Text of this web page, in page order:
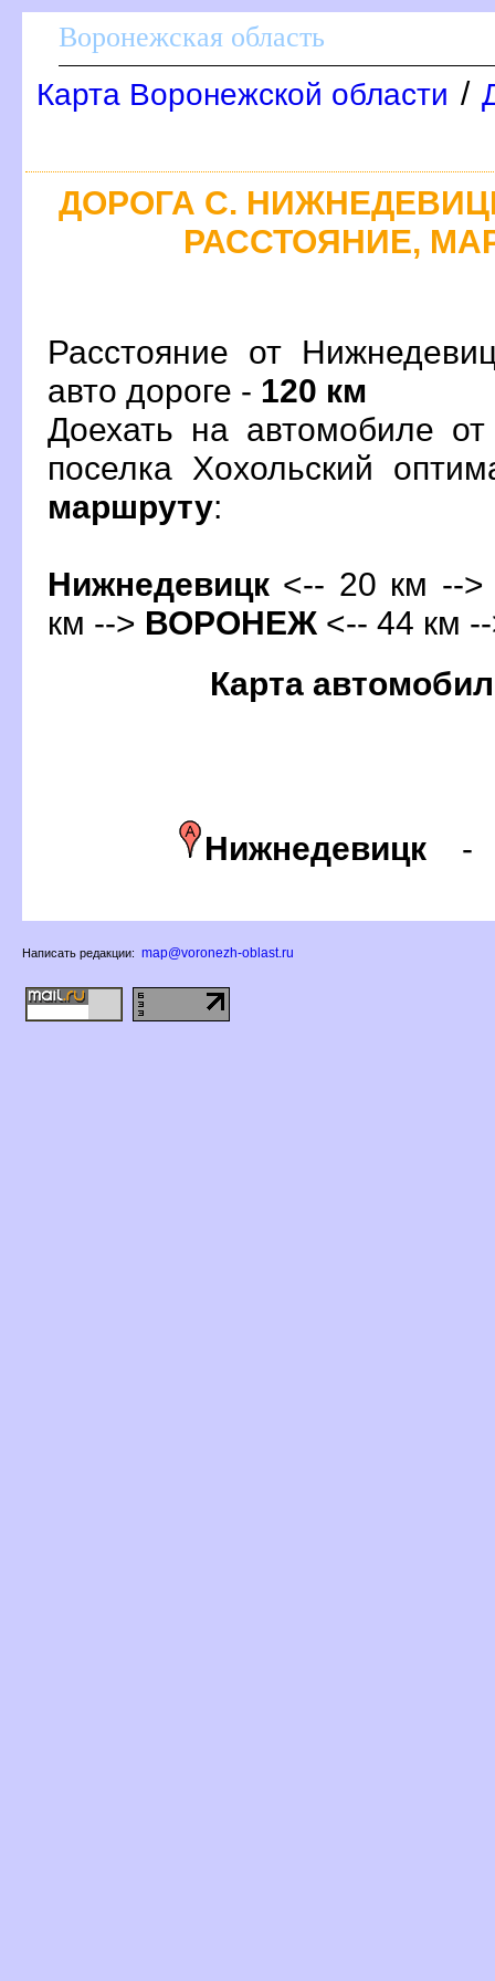
оронежская область
Карта Воронежской области /
ДОРОГА С.
РАССТОЯНИЕ,
Расстояние от
авто дороге - 120 км
Доехать на автомобиле
поселка Хохольский
маршруту:
Нижнедевицк <-- 20 км -->
км --> ОРОНЕЖ <-- 44 км
Карта
Нижнедевицк
Написать редакции: map@voronezh-oblast.ru